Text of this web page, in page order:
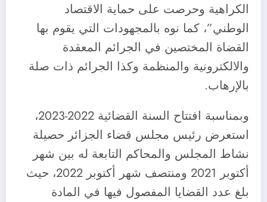
الكراهية وحرصت على حماية الاقتصاد
الوطني”، كما نوه بالمجهودات التي يقوم بها
القضاة المختصين في الجرائم المعقدة
والالكترونية والمنظمة وكذا الجرائم ذات صلة
بالإرهاب.
وبمناسبة افتتاح السنة القضائية 2022-2023،
استعرض رئيس مجلس قضاء الجزائر حصيلة
نشاط المجلس والمحاكم التابعة له بين شهر
أكتوبر 2021 ومنتصف شهر أكتوبر 2022، حيث
بلغ عدد القضايا المفصول فيها في المادة